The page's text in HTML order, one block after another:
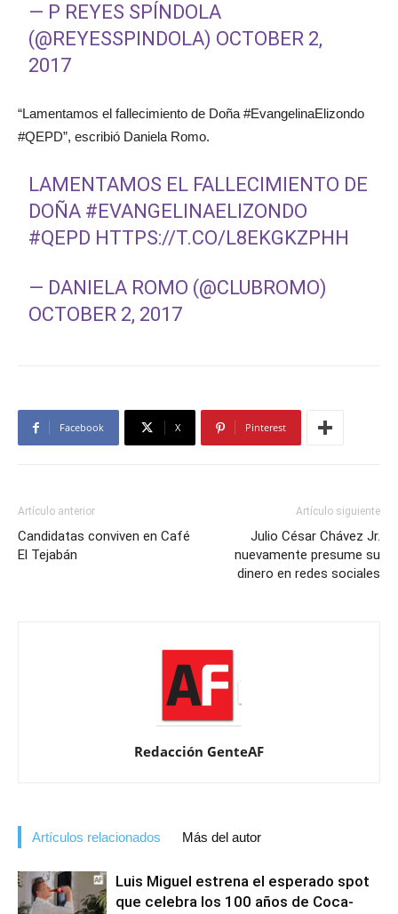
— P REYES SPÍNDOLA
(@REYESSPINDOLA) OCTOBER 2,
2017
“Lamentamos el fallecimiento de Doña #EvangelinaElizondo
#QEPD”, escribió Daniela Romo.
LAMENTAMOS EL FALLECIMIENTO DE
DOÑA #EVANGELINAELIZONDO
#QEPD HTTPS://T.CO/L8EKGKZPHH
— DANIELA ROMO (@CLUBROMO)
OCTOBER 2, 2017
Facebook X Pinterest
Artículo anterior
Candidatas conviven en Café
El Tejabán
Artículo siguiente
Julio César Chávez Jr.
nuevamente presume su
dinero en redes sociales
Redacción GenteAF
Artículos relacionados Más del autor
Luis Miguel estrena el esperado spot
que celebra los 100 años de Coca-